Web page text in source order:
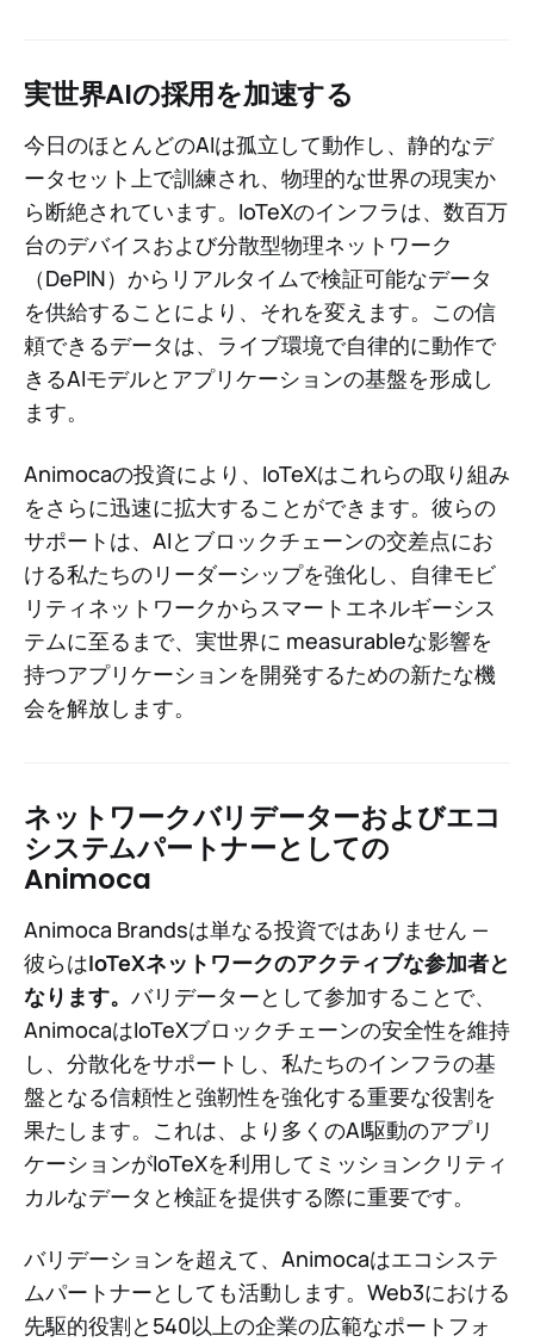
実世界AIの採用を加速する
今日のほとんどのAIは孤立して動作し、静的なデ
ータセット上で訓練され、物理的な世界の現実か
ら断絶されています。IoTeXのインフラは、数百万
台のデバイスおよび分散型物理ネットワーク
（DePIN）からリアルタイムで検証可能なデータ
を供給することにより、それを変えます。この信
頼できるデータは、ライブ環境で自律的に動作で
きるAIモデルとアプリケーションの基盤を形成し
ます。
Animocaの投資により、IoTeXはこれらの取り組み
をさらに迅速に拡大することができます。彼らの
サポートは、AIとブロックチェーンの交差点にお
ける私たちのリーダーシップを強化し、自律モビ
リティネットワークからスマートエネルギーシス
テムに至るまで、実世界に measurableな影響を
持つアプリケーションを開発するための新たな機
会を解放します。
ネットワークバリデーターおよびエコ
システムパートナーとしての
Animoca
Animoca Brandsは単なる投資ではありません —
彼らはIoTeXネットワークのアクティブな参加者と
なります。 バリデーターとして参加することで、
AnimocaはIoTeXブロックチェーンの安全性を維持
し、分散化をサポートし、私たちのインフラの基
盤となる信頼性と強靭性を強化する重要な役割を
果たします。これは、より多くのAI駆動のアプリ
ケーションがIoTeXを利用してミッションクリティ
カルなデータと検証を提供する際に重要です。
バリデーションを超えて、Animocaはエコシステ
ムパートナーとしても活動します。Web3における
先駆的役割と540以上の企業の広範なポートフォ